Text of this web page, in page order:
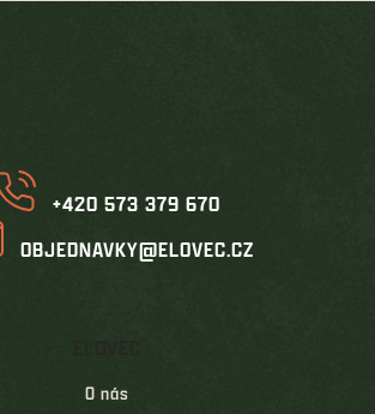
+420 573 379 670
OBJEDNAVKY@ELOVEC.CZ
O nás